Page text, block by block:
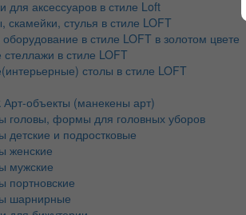
для аксессуаров в стиле Loft
скамейки, стулья в стиле LOFT
оборудование в стиле LOFT в золотом цвете
стеллажи в стиле LOFT
столы в стиле LOFT
Арт-объекты (манекены арт)
головы, формы для головных уборов
детские и подростковые
женские
мужские
портновские
шарнирные